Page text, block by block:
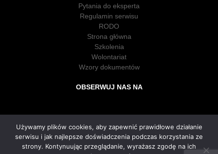
Pytania do eksperta
Regulamin serwisu
RODO
Strona główna
Szkolenia
Wolontariat
Wzory dokumentów
OBSERWUJ NAS NA
Używamy plików cookies, aby zapewnić prawidłowe działanie
serwisu i jak najlepsze doświadczenia podczas korzystania ze
strony. Kontynuując przeglądanie, wyrażasz zgodę na ich